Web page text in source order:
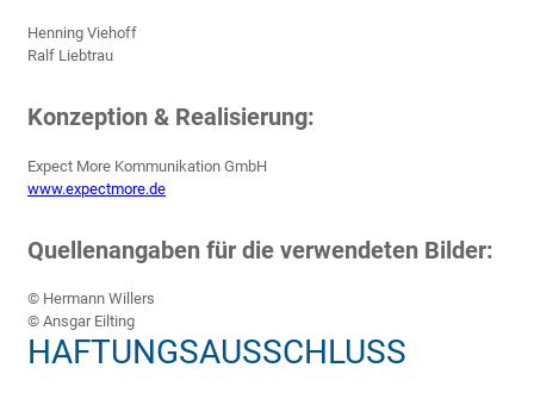
Henning Viehoff
Ralf Liebtrau
Konzeption & Realisierung:
Expect More Kommunikation GmbH
www.expectmore.de
Quellenangaben für die verwendeten Bilder:
© Hermann Willers
© Ansgar Eilting
HAFTUNGSAUSSCHLUSS